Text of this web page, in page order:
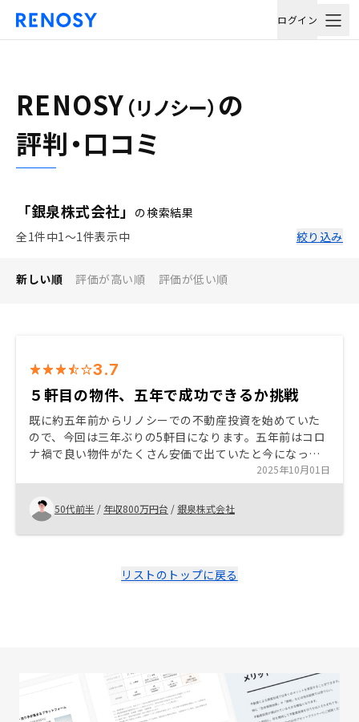
ログイン
RENOSY （リノシー） の
評判・口コミ
「銀泉株式会社」 の検索結果
全1件中1〜1件表示中
絞り込み
新しい順 評価が高い順 評価が低い順
3.7
５軒目の物件、五年で成功できるか挑戦
既に約五年前からリノシーでの不動産投資を始めていた
ので、今回は三年ぶりの5軒目になります。五年前はコロ
ナ禍で良い物件がたくさん安価で出ていたと今になって
思います。今回は首都圏かつ現金の範囲内で可能な物件
だったので即決しました。
2025年10月01日
50代前半 / 年収800万円台 / 銀泉株式会社
リストのトップに戻る